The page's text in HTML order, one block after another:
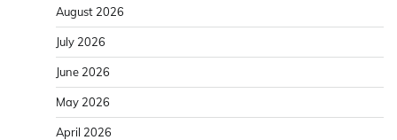
August 2026
July 2026
June 2026
May 2026
April 2026